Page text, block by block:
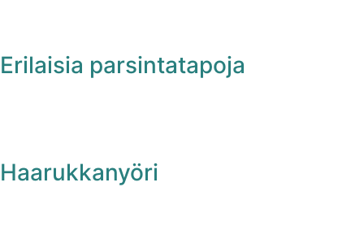
Erilaisia parsintatapoja
Haarukkanyöri